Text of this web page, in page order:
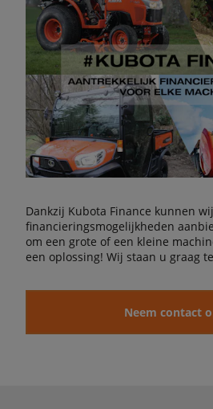
Dankzij Kubota Finance kunnen
financieringsmogelijkheden
om een grote of een kleine
een oplossing! Wij staan u graag
Neem contact